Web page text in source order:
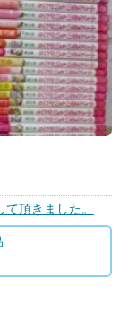
頂きました。